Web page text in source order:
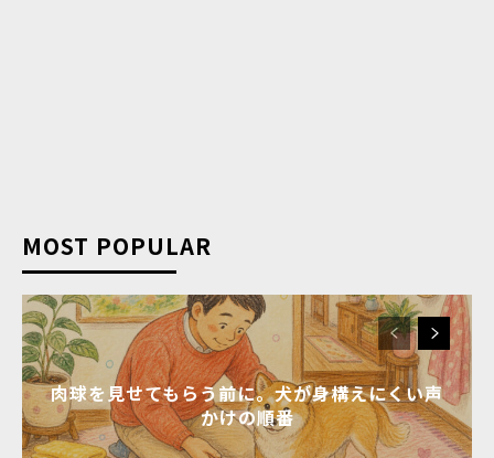
MOST POPULAR
肉球を見せてもらう前に。犬が身構えにくい声
かけの順番